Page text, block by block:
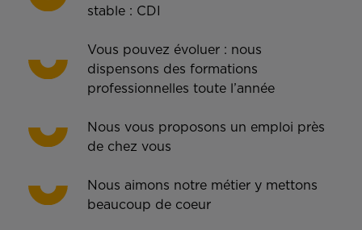
stable : CDI
Vous pouvez évoluer : nous
dispensons des formations
professionnelles toute l’année
Nous vous proposons un emploi près
de chez vous
Nous aimons notre métier y mettons
beaucoup de coeur